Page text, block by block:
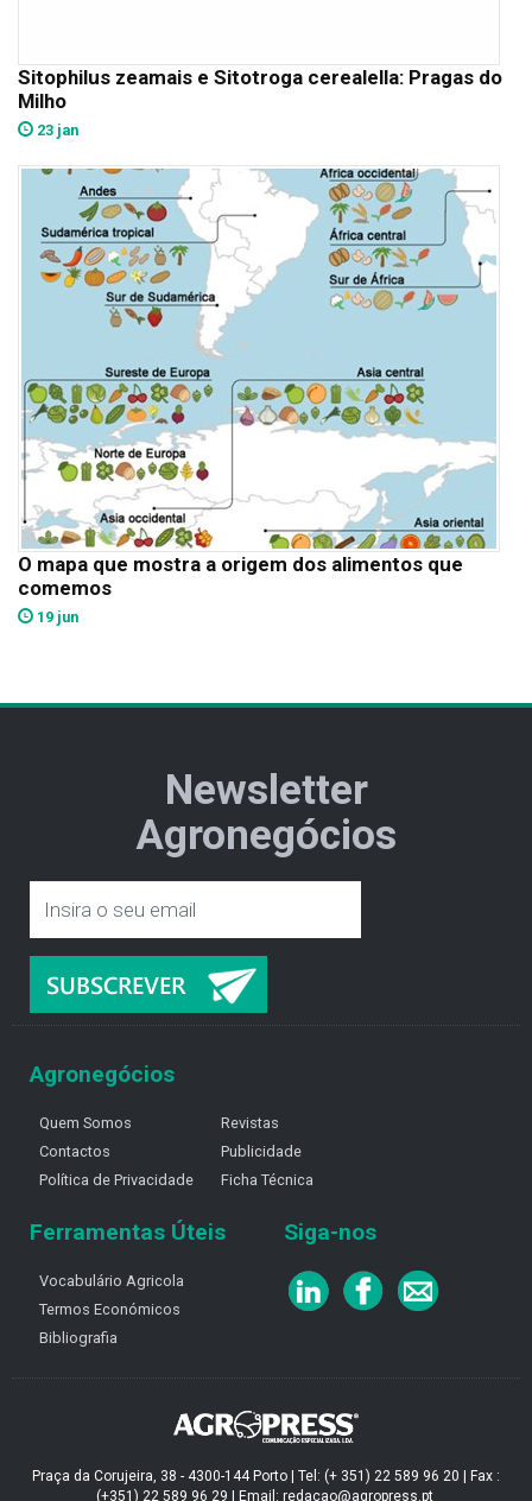
Sitophilus zeamais e Sitotroga cerealella: Pragas do
Milho
23 jan
O mapa que mostra a origem dos alimentos que
comemos
19 jun
Newsletter
Agronegócios
Agronegócios
Quem Somos
Contactos
Política de Privacidade
Revistas
Publicidade
Ficha Técnica
Ferramentas Úteis
Vocabulário Agricola
Termos Económicos
Bibliografia
Siga-nos
Praça da Corujeira, 38 - 4300-144 Porto | Tel: (+ 351) 22 589 96 20 | Fax :
(+351) 22 589 96 29 | Email: redacao@agropress.pt